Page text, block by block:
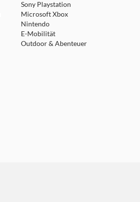
Sony Playstation
Microsoft Xbox
Nintendo
E-Mobilität
Outdoor & Abenteuer